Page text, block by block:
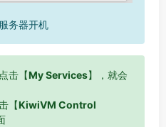
务器开机
击【My Services】，就会
【KiwiVM Control